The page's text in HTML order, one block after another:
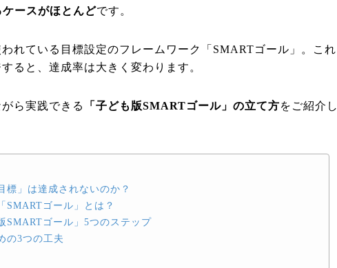
ースがほとんどです。
れている目標設定のフレームワーク「SMARTゴール」。これ
ると、達成率は大きく変わります。
ら実践できる 「子ども版SMARTゴール」の立て方をご紹介し
標」は達成されないのか？
SMARTゴール」とは？
SMARTゴール」5つのステップ
の3つの工夫